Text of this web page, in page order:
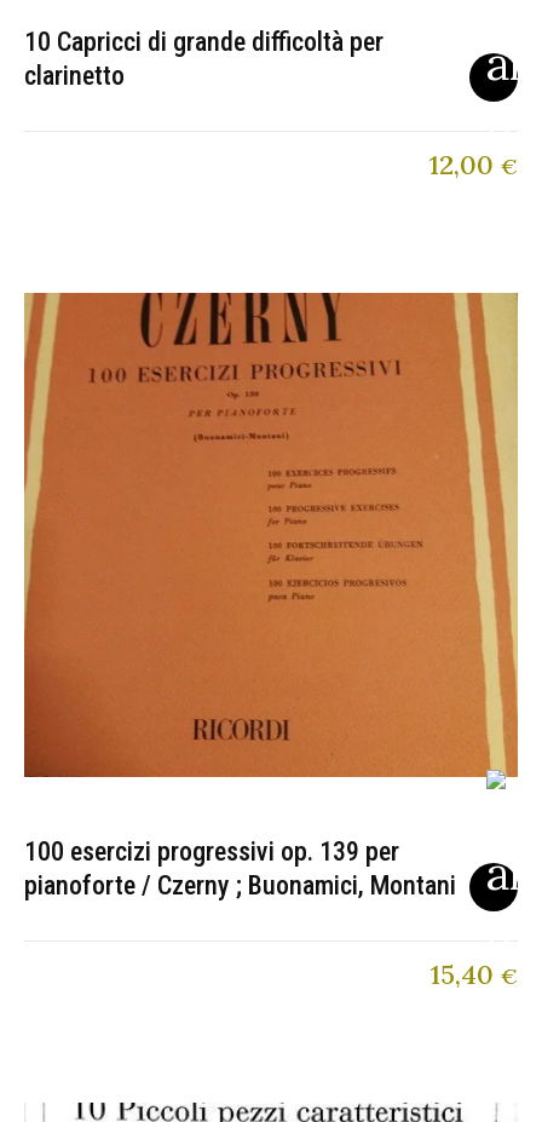
10 Capricci di grande difficoltà per
clarinetto
12,00 €
100 esercizi progressivi op. 139 per
pianoforte / Czerny ; Buonamici, Montani
15,40 €